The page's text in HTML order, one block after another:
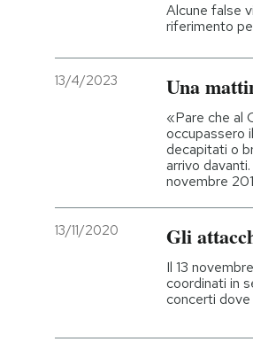
AREA PERSONALE
Alcune false
riferimento
13/4/2023 Una
«Pare che al
occupassero
decapitati o
arrivo
novembre
13/11/2020 Gli
Il 13
coordinati in
concerti